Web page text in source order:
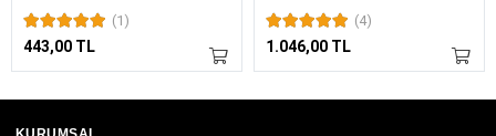
(1)
443,00 TL
(4)
1.046,00 TL